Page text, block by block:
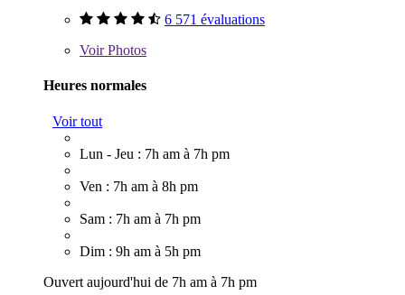
6 571 évaluations
VoirPhotos
Heures normales
Voir tout
Lun - Jeu : 7h am à 7h pm
Ven : 7h am à 8h pm
Sam : 7h am à 7h pm
Dim : 9h am à 5h pm
Ouvert aujourd'hui de 7h am à 7h pm